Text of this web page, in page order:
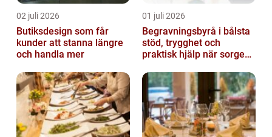
02 juli 2026
Butiksdesign som får
kunder att stanna längre
och handla mer
01 juli 2026
Begravningsbyrå i bålsta
stöd, trygghet och
praktisk hjälp när sorgen